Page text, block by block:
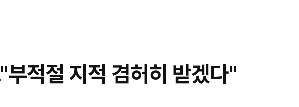
적절 지적 겸허히 받겠다"